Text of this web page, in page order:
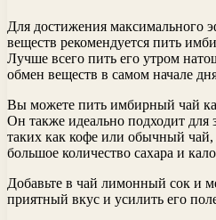
Для достижения максимального
веществ рекомендуется пить
Лучше всего пить его утром
обмен веществ в самом начале
Вы можете пить имбирный чай
Он также идеально подходит для
таких как кофе или обычный чай,
большое количество сахара и
Добавьте в чай лимонный сок и
приятный вкус и усилить его